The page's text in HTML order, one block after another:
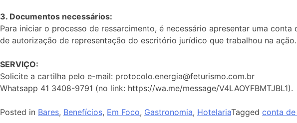
3. Documentos necessários:
Para iniciar o processo de ressarcimento, é necessário apresentar uma
de autorização de representação do escritório jurídico que trabalhou na ação.
SERVIÇO:
Solicite a cartilha pelo e-mail: protocolo.energia@feturismo.com.br
Whatsapp 41 3408-9791 (no link: https://wa.me/message/V4LAOYFBMTJBL1).
Posted in Bares, Benefícios, Em Foco, Gastronomia, HotelariaTagged conta de